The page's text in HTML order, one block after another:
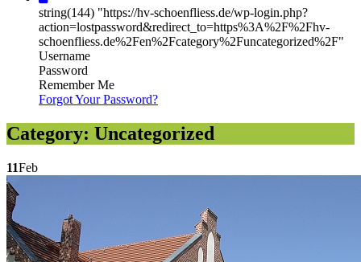
string(144) "https://hv-schoenfliess.de/wp-login.php?
action=lostpassword&redirect_to=https%3A%2F%2Fhv-
schoenfliess.de%2Fen%2Fcategory%2Funcategorized%2F"
Username
Password
Remember Me
Forgot Your Password?
Category: Uncategorized
11Feb